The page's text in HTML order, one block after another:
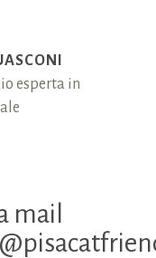
esperta in
mail